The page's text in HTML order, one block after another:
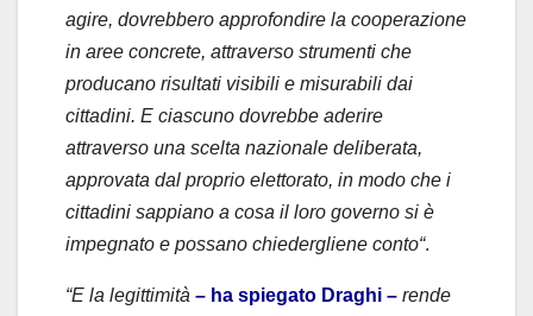
agire, dovrebbero approfondire la cooperazione
in aree concrete, attraverso strumenti che
producano risultati visibili e misurabili dai
cittadini. E ciascuno dovrebbe aderire
attraverso una scelta nazionale deliberata,
approvata dal proprio elettorato, in modo che i
cittadini sappiano a cosa il loro governo si è
impegnato e possano chiedergliene conto“.
“E la legittimità – ha spiegato Draghi – rende